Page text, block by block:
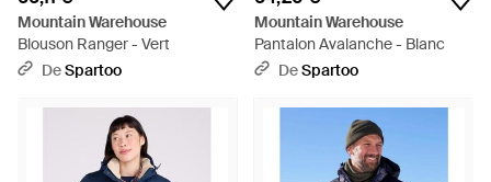
Mountain Warehouse
Blouson Ranger - Vert
DeSpartoo
Mountain Warehouse
Pantalon Avalanche - Blanc
DeSpartoo